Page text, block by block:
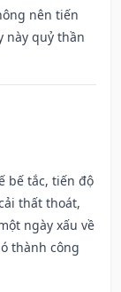
nên tiến
này quỷ thần
bế tắc, tiến độ
thất thoát,
ngày xấu về
thành công